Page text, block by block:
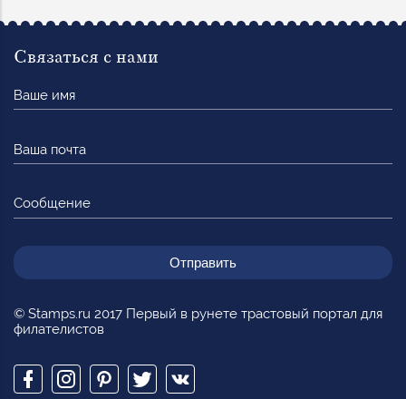
© Stamps.ru 2017 Первый в рунете трастовый портал для
филателистов
Связаться с нами
имя
почта
Сообщение